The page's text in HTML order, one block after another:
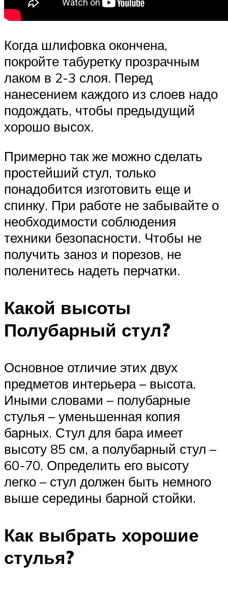
Когда шлифовка окончена,
покройте табуретку прозрачным
лаком в 2-3 слоя. Перед
нанесением каждого из слоев надо
подождать, чтобы предыдущий
хорошо высох.
Примерно так же можно сделать
простейший стул, только
понадобится изготовить еще и
спинку. При работе не забывайте о
необходимости соблюдения
техники безопасности. Чтобы не
получить заноз и порезов, не
поленитесь надеть перчатки.
Какой высоты
Полубарный стул?
Основное отличие этих двух
предметов интерьера – высота.
Иными словами – полубарные
стулья – уменьшенная копия
барных. Стул для бара имеет
высоту 85 см, а полубарный стул –
60-70. Определить его высоту
легко – стул должен быть немного
выше середины барной стойки.
Как выбрать хорошие
стулья?